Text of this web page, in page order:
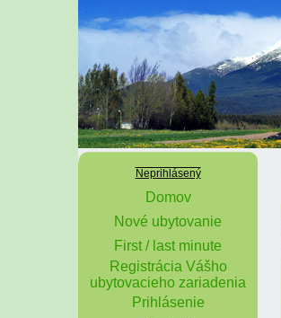
Neprihlásený
Domov
Nové ubytovanie
First / last minute
Registrácia Vášho
ubytovacieho zariadenia
Prihlásenie